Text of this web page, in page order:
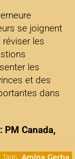
se joignent
les
les
et des
dans
PM Canada,
: Amina Gerba